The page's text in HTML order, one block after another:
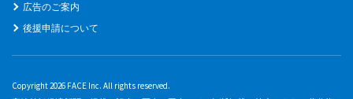
広告のご案内
後援申請について
Copyright 2026 FACE Inc. All rights reserved.